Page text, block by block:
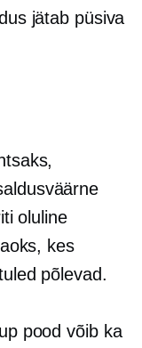
jätab püsiva
oluline
kes
põlevad.
pood võib ka